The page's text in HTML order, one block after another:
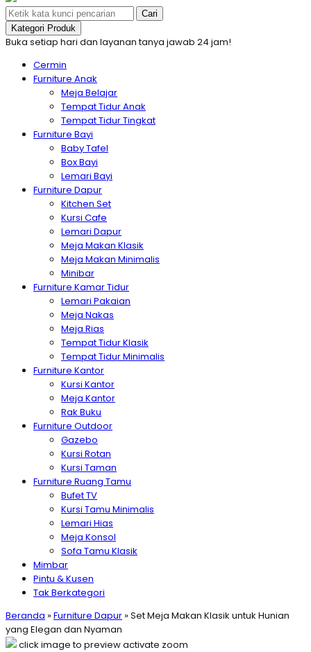
Cari
Kategori Produk
Buka setiap hari dan layanan tanya jawab 24 jam!
Cermin
Furniture Anak
Meja Belajar
Tempat Tidur Anak
Tempat Tidur Tingkat
Furniture Bayi
Baby Tafel
Box Bayi
Lemari Bayi
Furniture Dapur
Kitchen Set
Kursi Cafe
Lemari Dapur
Meja Makan Klasik
Meja Makan Minimalis
Minibar
Furniture Kamar Tidur
Lemari Pakaian
Meja Nakas
Meja Rias
Tempat Tidur Klasik
Tempat Tidur Minimalis
Furniture Kantor
Kursi Kantor
Meja Kantor
Rak Buku
Furniture Outdoor
Gazebo
Kursi Rotan
Kursi Taman
Furniture Ruang Tamu
Bufet TV
Kursi Tamu Minimalis
Lemari Hias
Meja Konsol
Sofa Tamu Klasik
Mimbar
Pintu & Kusen
Tak Berkategori
Beranda »Furniture Dapur »Set Meja Makan Klasik untuk Hunian
yang Elegan dan Nyaman
click image to previewactivate zoom